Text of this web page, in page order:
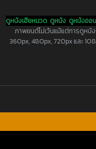
ดูหนังเฮียหนวด ดูหนัง ดูหนังออ
ภาพยนต์ไม่เว้นแม้แต่การดูหนั
360px, 480px, 720px และ